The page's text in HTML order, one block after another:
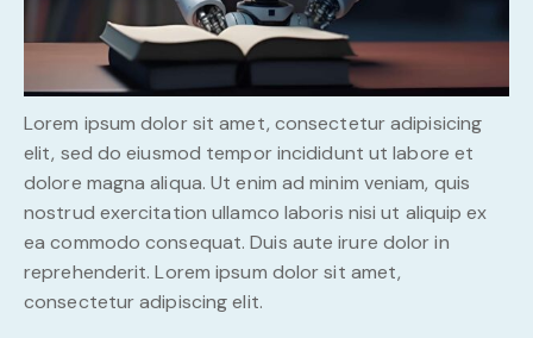
Lorem ipsum dolor sit amet, consectetur adipisicing
elit, sed do eiusmod tempor incididunt ut labore et
dolore magna aliqua. Ut enim ad minim veniam, quis
nostrud exercitation ullamco laboris nisi ut aliquip ex
ea commodo consequat. Duis aute irure dolor in
reprehenderit. Lorem ipsum dolor sit amet,
consectetur adipiscing elit.